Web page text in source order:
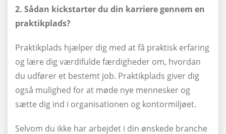
2. Sådan kickstarter du din karriere gennem en
praktikplads?
Praktikplads hjælper dig med at få praktisk erfaring
og lære dig værdifulde færdigheder om, hvordan
du udfører et bestemt job. Praktikplads giver dig
også mulighed for at møde nye mennesker og
sætte dig ind i organisationen og kontormiljøet.
Selvom du ikke har arbejdet i din ønskede branche